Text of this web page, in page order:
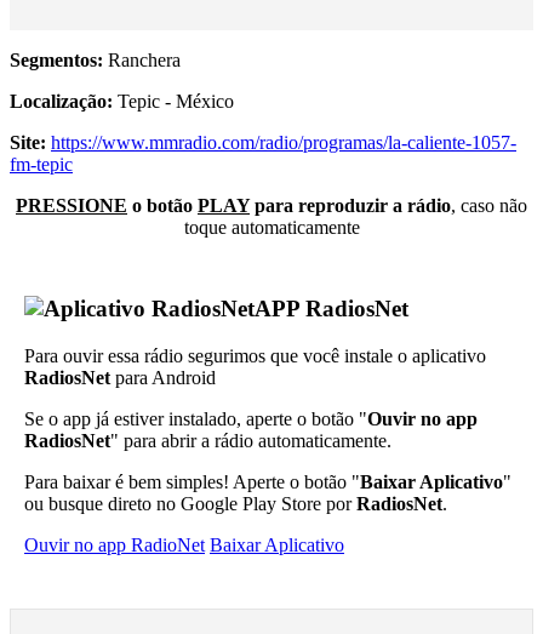
Segmentos: Ranchera
Localização: Tepic - México
Site: https://www.mmradio.com/radio/programas/la-caliente-1057-
fm-tepic
PRESSIONE o botão PLAYpara reproduzir a rádio, caso não
toque automaticamente
APP RadiosNet
Para ouvir essa rádio segurimos que você instale o aplicativo
RadiosNet para Android
Se o app já estiver instalado, aperte o botão "Ouvir no app
RadiosNet" para abrir a rádio automaticamente.
Para baixar é bem simples! Aperte o botão "Baixar Aplicativo"
ou busque direto no Google Play Store porRadiosNet.
Ouvir no app RadioNet Baixar Aplicativo